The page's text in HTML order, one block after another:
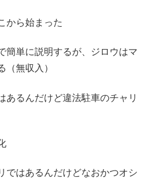
から始まった
簡単に説明するが、ジロウはマ
（無収入）
あるんだけど違法駐車のチャリ
ではあるんだけどなおかつオシ